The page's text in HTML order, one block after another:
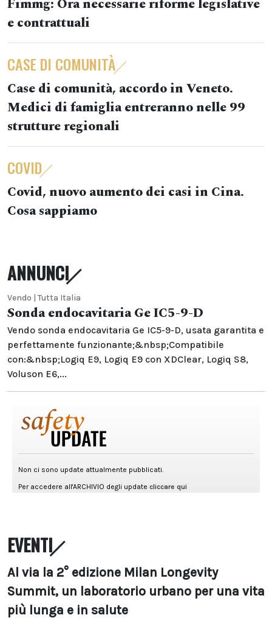
Fimmg: Ora necessarie riforme legislative
e contrattuali
CASE DI COMUNITÀ
Case di comunità, accordo in Veneto.
Medici di famiglia entreranno nelle 99
strutture regionali
COVID
Covid, nuovo aumento dei casi in Cina.
Cosa sappiamo
ANNUNCI
Vendo | Tutta Italia
Sonda endocavitaria Ge IC5-9-D
Vendo sonda endocavitaria Ge IC5-9-D, usata garantita e
perfettamente funzionante;&nbsp;Compatibile
con:&nbsp;Logiq E9, Logiq E9 con XDClear, Logiq S8,
Voluson E6,...
EVENTI
Al via la 2° edizione Milan Longevity
Summit, un laboratorio urbano per una vita
più lunga e in salute